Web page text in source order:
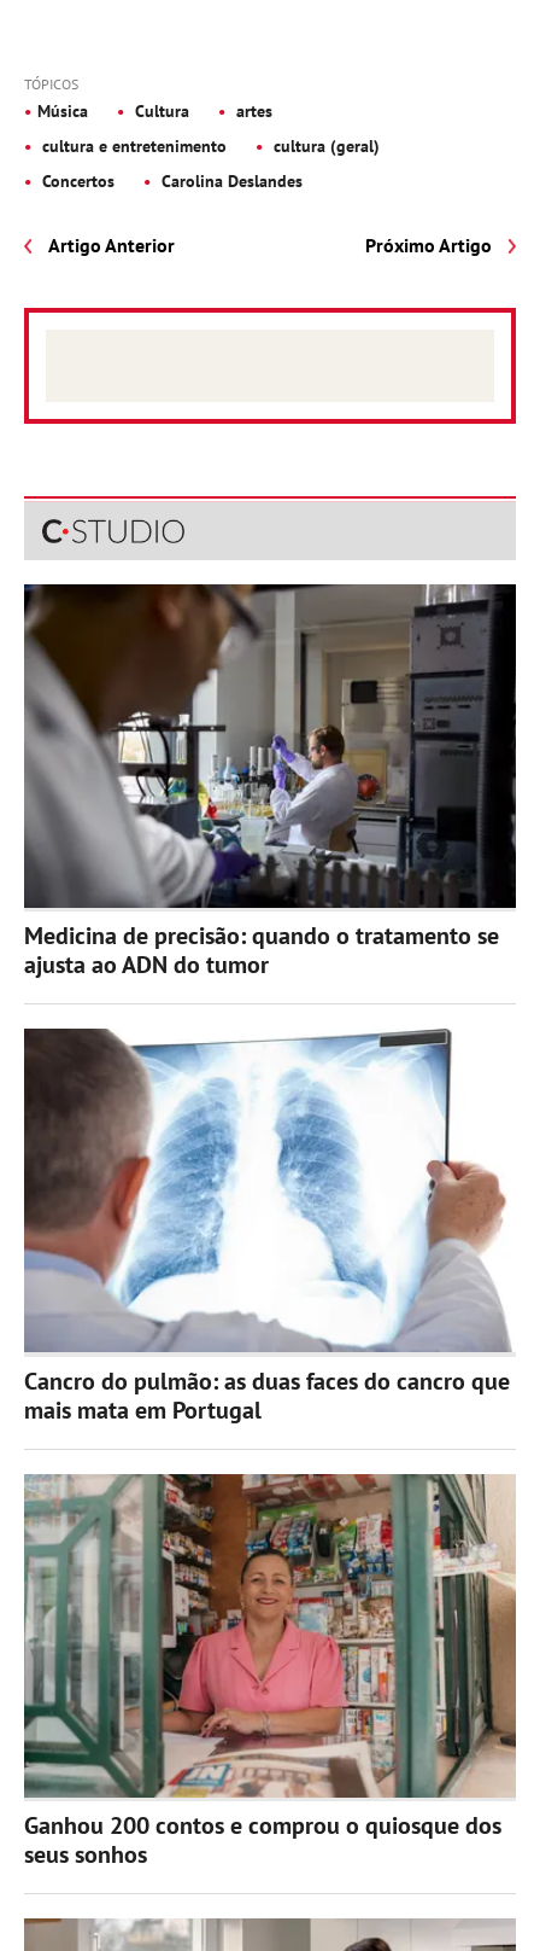
TÓPICOS
Música Cultura
artes
cultura e entretenimento
cultura (geral)
Concertos
Carolina Deslandes
Artigo Anterior Próximo Artigo
Medicina de precisão: quando o tratamento se
ajusta ao ADN do tumor
Cancro do pulmão: as duas faces do cancro que
mais mata em Portugal
Ganhou 200 contos e comprou o quiosque dos
seus sonhos